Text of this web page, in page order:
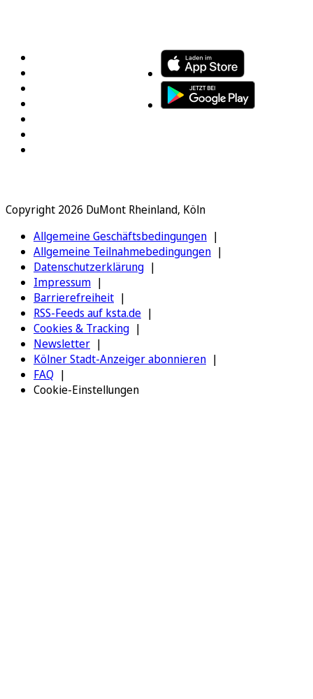
Copyright 2026 DuMont Rheinland, Köln
Allgemeine Geschäftsbedingungen
Allgemeine Teilnahmebedingungen
Datenschutzerklärung
Impressum
Barrierefreiheit
RSS-Feeds auf ksta.de
Cookies & Tracking
Newsletter
Kölner Stadt-Anzeiger abonnieren
FAQ
Cookie-Einstellungen